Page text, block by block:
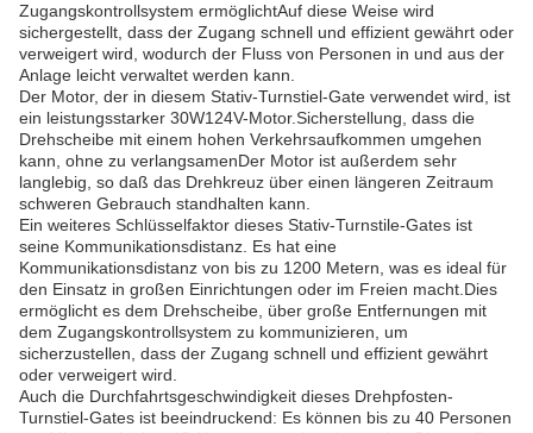
Zugangskontrollsystem ermöglichtAuf diese Weise wird
sichergestellt, dass der Zugang schnell und effizient gewährt oder
verweigert wird, wodurch der Fluss von Personen in und aus der
Anlage leicht verwaltet werden kann.
Der Motor, der in diesem Stativ-Turnstiel-Gate verwendet wird, ist
ein leistungsstarker 30W124V-Motor.Sicherstellung, dass die
Drehscheibe mit einem hohen Verkehrsaufkommen umgehen
kann, ohne zu verlangsamenDer Motor ist außerdem sehr
langlebig, so daß das Drehkreuz über einen längeren Zeitraum
schweren Gebrauch standhalten kann.
Ein weiteres Schlüsselfaktor dieses Stativ-Turnstile-Gates ist
seine Kommunikationsdistanz. Es hat eine
Kommunikationsdistanz von bis zu 1200 Metern, was es ideal für
den Einsatz in großen Einrichtungen oder im Freien macht.Dies
ermöglicht es dem Drehscheibe, über große Entfernungen mit
dem Zugangskontrollsystem zu kommunizieren, um
sicherzustellen, dass der Zugang schnell und effizient gewährt
oder verweigert wird.
Auch die Durchfahrtsgeschwindigkeit dieses Drehpfosten-
Turnstiel-Gates ist beeindruckend: Es können bis zu 40 Personen